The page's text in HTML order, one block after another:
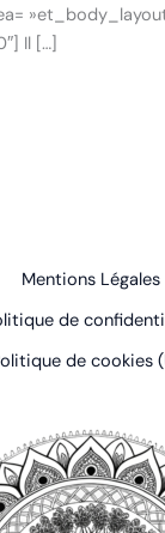
Il […]
Mentions Légales
de
de cookies